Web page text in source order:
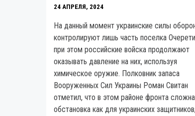
24 АПРЕЛЯ, 2024
На данный момент украинские силы
контролируют лишь часть поселка
при этом российские войска продолжают
оказывать давление на них, используя
химическое оружие. Полковник запаса
Вооруженных Сил Украины Роман Свитан
отметил, что в этом районе фронта
обстановка как для украинских защитников,